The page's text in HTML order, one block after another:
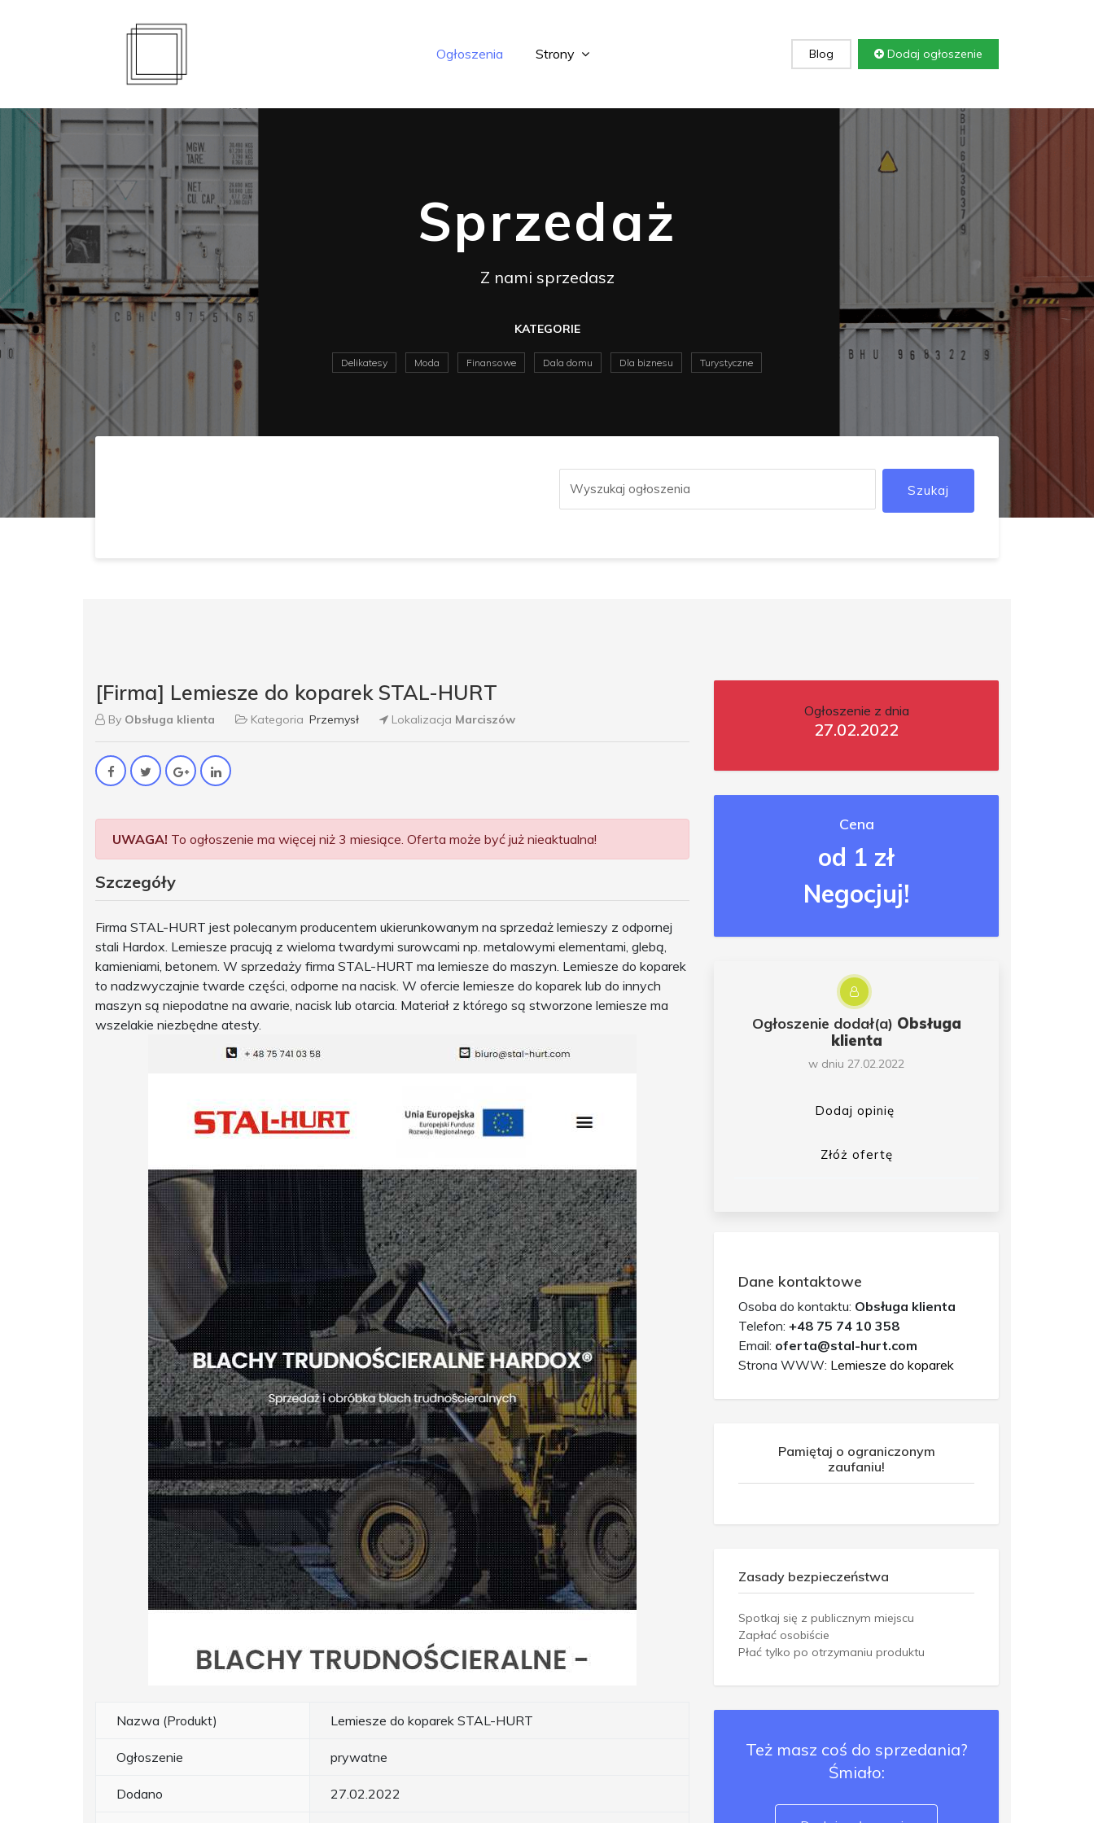
Ogłoszenia Strony Blog Dodaj ogłoszenie
Sprzedaż
Z nami sprzedasz
KATEGORIE
Delikatesy Moda Finansowe Dala domu Dla biznesu Turystyczne
Szukaj
[Firma] Lemiesze do koparek STAL-HURT
By Obsługa klienta Kategoria Przemysł Lokalizacja Marciszów
UWAGA! To ogłoszenie ma więcej niż 3 miesiące. Oferta może być już nieaktualna!
Szczegóły
Firma STAL-HURT jest polecanym producentem ukierunkowanym na sprzedaż lemieszy z odpornej
stali Hardox. Lemiesze pracują z wieloma twardymi surowcami np. metalowymi elementami, glebą,
kamieniami, betonem. W sprzedaży firma STAL-HURT ma lemiesze do maszyn. Lemiesze do koparek
to nadzwyczajnie twarde części, odporne na nacisk. W ofercie lemiesze do koparek lub do innych
maszyn są niepodatne na awarie, nacisk lub otarcia. Materiał z którego są stworzone lemiesze ma
wszelakie niezbędne atesty.
Nazwa (Produkt) Lemiesze do koparek STAL-HURT
Ogłoszenie prywatne
Dodano 27.02.2022
Ogłoszenie z dnia
27.02.2022
Cena
od 1 zł
Negocjuj!
Ogłoszenie dodał(a) Obsługa
klienta
w dniu 27.02.2022
Dodaj opinię
Złóż ofertę
Dane kontaktowe
Osoba do kontaktu: Obsługa klienta
Telefon: +48 75 74 10 358
Email: oferta@stal-hurt.com
Strona WWW: Lemiesze do koparek
Pamiętaj o ograniczonym
zaufaniu!
Zasady bezpieczeństwa
Spotkaj się z publicznym miejscu
Zapłać osobiście
Płać tylko po otrzymaniu produktu
Też masz coś do sprzedania?
Śmiało: